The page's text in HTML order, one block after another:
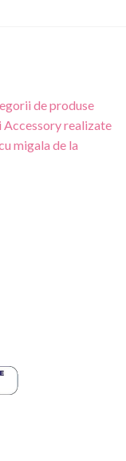
de produse
Accessory realizate
migala de la